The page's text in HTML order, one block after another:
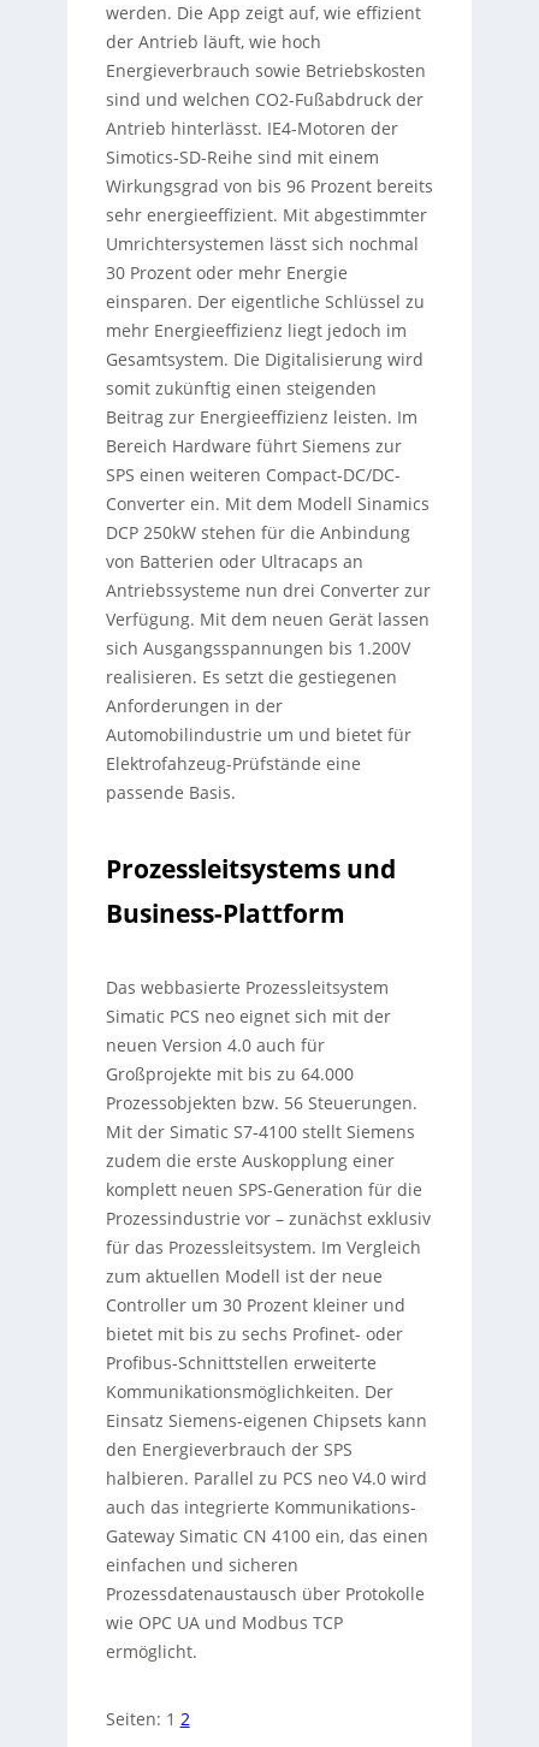
werden. Die App zeigt auf, wie effizient
der Antrieb läuft, wie hoch
Energieverbrauch sowie Betriebskosten
sind und welchen CO2-Fußabdruck der
Antrieb hinterlässt. IE4-Motoren der
Simotics-SD-Reihe sind mit einem
Wirkungsgrad von bis 96 Prozent bereits
sehr energieeffizient. Mit abgestimmter
Umrichtersystemen lässt sich nochmal
30 Prozent oder mehr Energie
einsparen. Der eigentliche Schlüssel zu
mehr Energieeffizienz liegt jedoch im
Gesamtsystem. Die Digitalisierung wird
somit zukünftig einen steigenden
Beitrag zur Energieeffizienz leisten. Im
Bereich Hardware führt Siemens zur
SPS einen weiteren Compact-DC/DC-
Converter ein. Mit dem Modell Sinamics
DCP 250kW stehen für die Anbindung
von Batterien oder Ultracaps an
Antriebssysteme nun drei Converter zur
Verfügung. Mit dem neuen Gerät lassen
sich Ausgangsspannungen bis 1.200V
realisieren. Es setzt die gestiegenen
Anforderungen in der
Automobilindustrie um und bietet für
Elektrofahzeug-Prüfstände eine
passende Basis.
Prozessleitsystems und
Business-Plattform
Das webbasierte Prozessleitsystem
Simatic PCS neo eignet sich mit der
neuen Version 4.0 auch für
Großprojekte mit bis zu 64.000
Prozessobjekten bzw. 56 Steuerungen.
Mit der Simatic S7-4100 stellt Siemens
zudem die erste Auskopplung einer
komplett neuen SPS-Generation für die
Prozessindustrie vor – zunächst exklusiv
für das Prozessleitsystem. Im Vergleich
zum aktuellen Modell ist der neue
Controller um 30 Prozent kleiner und
bietet mit bis zu sechs Profinet- oder
Profibus-Schnittstellen erweiterte
Kommunikationsmöglichkeiten. Der
Einsatz Siemens-eigenen Chipsets kann
den Energieverbrauch der SPS
halbieren. Parallel zu PCS neo V4.0 wird
auch das integrierte Kommunikations-
Gateway Simatic CN 4100 ein, das einen
einfachen und sicheren
Prozessdatenaustausch über Protokolle
wie OPC UA und Modbus TCP
ermöglicht.
Seiten: 1 2